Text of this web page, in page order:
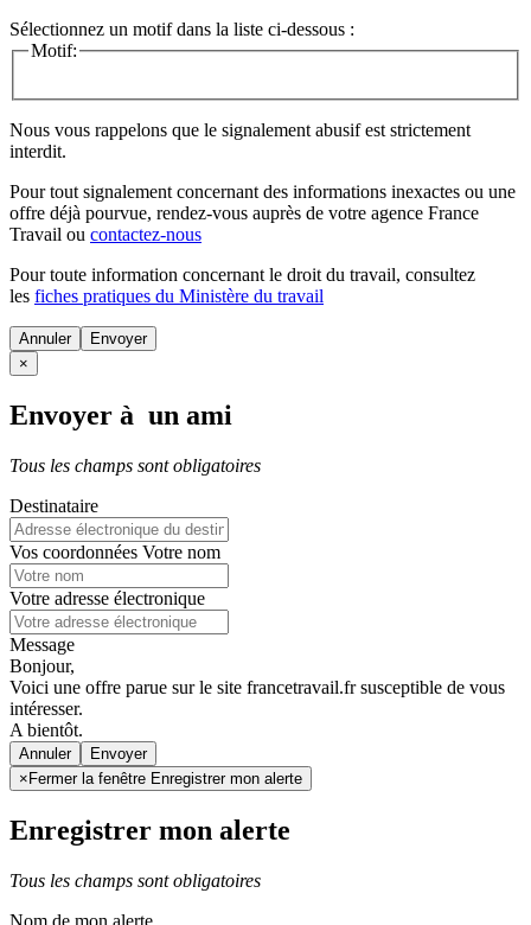
Sélectionnez un motif dans la liste ci-dessous :
Motif:
Nous vous rappelons que le signalement abusif est strictement
interdit.
Pour tout signalement concernant des informations inexactes ou une
offre déjà pourvue, rendez-vous auprès de votre agence France
Travail ou contactez-nous
Pour toute information concernant le droit du travail, consultez
les fiches pratiques du Ministère du travail
Annuler
×
Envoyer à un ami
Tous les champs sont obligatoires
Destinataire
Vos coordonnées Votre nom
Votre adresse électronique
Message
Bonjour,
Voici une offre parue sur le site francetravail.fr susceptible de vous
intéresser.
A bientôt.
Annuler
× Fermer la fenêtre Enregistrer mon alerte
Enregistrer mon alerte
Tous les champs sont obligatoires
Nom de mon alerte